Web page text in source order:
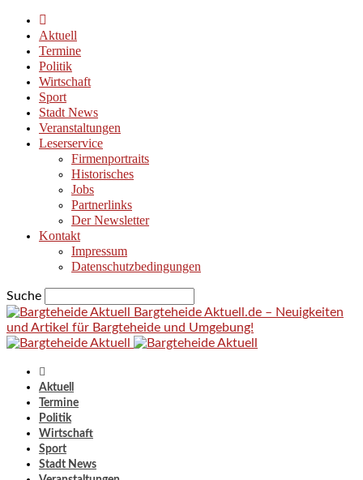
Aktuell
Termine
Politik
Wirtschaft
Sport
Stadt News
Veranstaltungen
Leserservice
Firmenportraits
Historisches
Jobs
Partnerlinks
Der Newsletter
Kontakt
Impressum
Datenschutzbedingungen
Suche
Bargteheide Aktuell.de – Neuigkeiten
und Artikel für Bargteheide und Umgebung!
Aktuell
Termine
Politik
Wirtschaft
Sport
Stadt News